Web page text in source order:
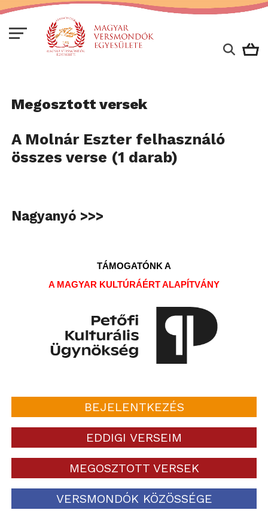
Megosztott versek
A Molnár Eszter felhasználó
összes verse (1 darab)
Nagyanyó >>>
TÁMOGATÓNK A
A MAGYAR KULTÚRÁÉRT ALAPÍTVÁNY
BEJELENTKEZÉS
EDDIGI VERSEIM
MEGOSZTOTT VERSEK
VERSMONDÓK KÖZÖSSÉGE